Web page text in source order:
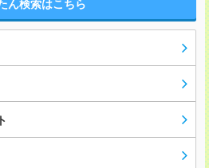
ん検索はこちら